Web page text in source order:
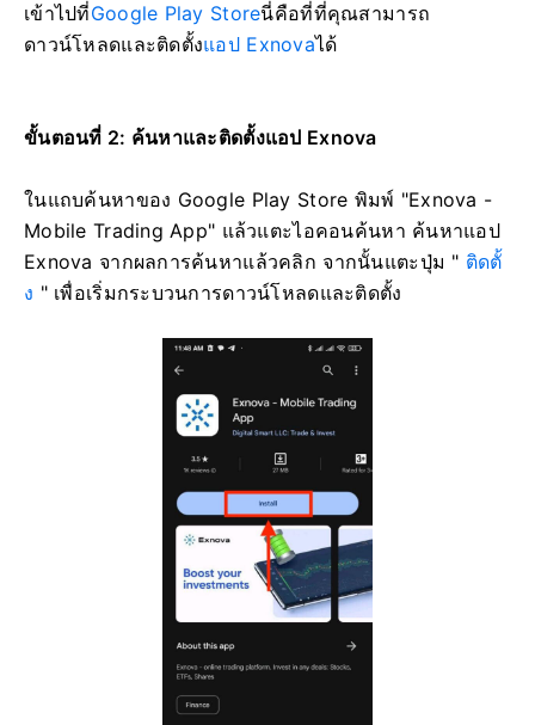
เข้าไปที่Google Play Storeนี่คือที่ที่คุณสามารถ
ดาวน์โหลดและติดตั้งแอป Exnovaได้
ขั้นตอนที่ 2: ค้นหาและติดตั้งแอป Exnova
ในแถบค้นหาของ Google Play Store พิมพ์ "Exnova -
Mobile Trading App" แล้วแตะไอคอนค้นหา ค้นหาแอป
Exnova จากผลการค้นหาแล้วคลิก จากนั้นแตะปุ่ม " ติดตั้
ง " เพื่อเริ่มกระบวนการดาวน์โหลดและติดตั้ง